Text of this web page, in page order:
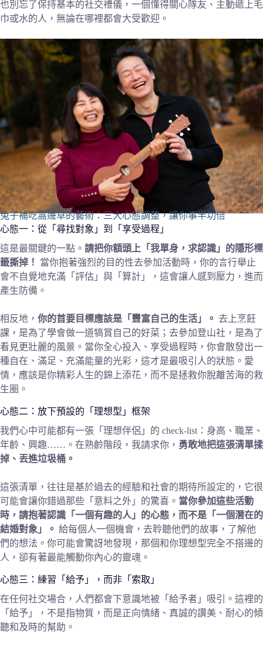
也別忘了保持基本的社交禮儀，一個懂得關心隊友、主動遞上毛
巾或水的人，無論在哪裡都會大受歡迎。
兔子補吃窩邊草的藝術：三大心態調整，讓你事半功倍
心態一：從「尋找對象」到「享受過程」
這是最關鍵的一點。 請把你額頭上「我單身，求認識」的隱形標
籤撕掉！
當你抱著強烈的目的性去參加活動時，你的言行舉止
會不自覺地充滿「評估」與「算計」，這會讓人感到壓力，進而
產生防備。
相反地， 你的首要目標應該是「豐富自己的生活」。 去上烹飪
課，是為了學會做一道犒賞自己的好菜；去參加登山社，是為了
看見更壯麗的風景。當你全心投入、享受過程時，你會散發出一
種自在、滿足、充滿能量的光彩，這才是最吸引人的狀態。愛
情，應該是你精彩人生的錦上添花，而不是拯救你脫離苦海的救
生圈。
心態二：放下預設的「理想型」框架
我們心中可能都有一張「理想伴侶」的 check-list：身高、職業、
年齡、興趣……。在熟齡階段，我請求你， 勇敢地把這張清單揉
掉、丟進垃圾桶。
這張清單，往往是基於過去的經驗和社會的期待所設定的，它很
可能會讓你錯過那些「意料之外」的驚喜。 當你參加這些活動
時，請抱著認識「一個有趣的人」的心態，而不是「一個潛在的
結婚對象」。 給每個人一個機會，去聆聽他們的故事，了解他
們的想法。你可能會驚訝地發現，那個和你理想型完全不搭邊的
人，卻有著最能觸動你內心的靈魂。
心態三：練習「給予」，而非「索取」
在任何社交場合，人們都會下意識地被「給予者」吸引。這裡的
「給予」，不是指物質，而是正向情緒、真誠的讚美、耐心的傾
聽和及時的幫助。